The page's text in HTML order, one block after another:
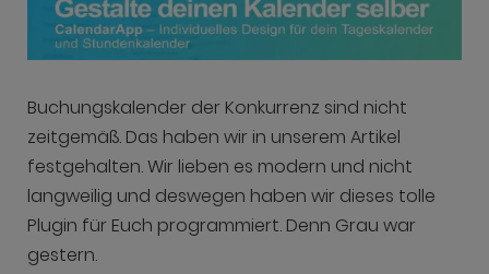
Buchungskalender der Konkurrenz sind nicht
zeitgemäß. Das haben wir in unserem Artikel
festgehalten. Wir lieben es modern und nicht
langweilig und deswegen haben wir dieses tolle
Plugin für Euch programmiert. Denn Grau war
gestern.